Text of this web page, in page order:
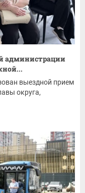
администрации
выездной прием
округа,